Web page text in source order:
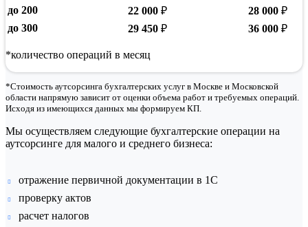
до 200
22 000 ₽ 28 000 ₽
до 300
29 450 ₽ 36 000 ₽
*количество операций в месяц
*Стоимость аутсорсинга бухгалтерских услуг в Москве и Московской
области напрямую зависит от оценки объема работ и требуемых операций.
Исходя из имеющихся данных мы формируем КП.
Мы осуществляем следующие бухгалтерские операции на
аутсорсинге для малого и среднего бизнеса:
отражение первичной документации в 1С
проверку актов
расчет налогов